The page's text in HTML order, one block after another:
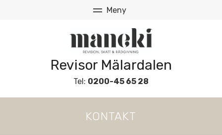
Revisor Mälardalen
Tel: 0200-45 65 28
KONTAKT